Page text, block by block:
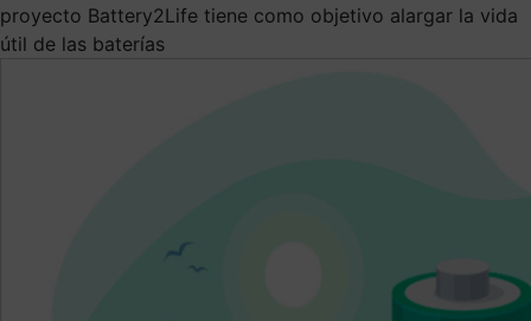
proyecto Battery2Life tiene como objetivo alargar la vida
útil de las baterías